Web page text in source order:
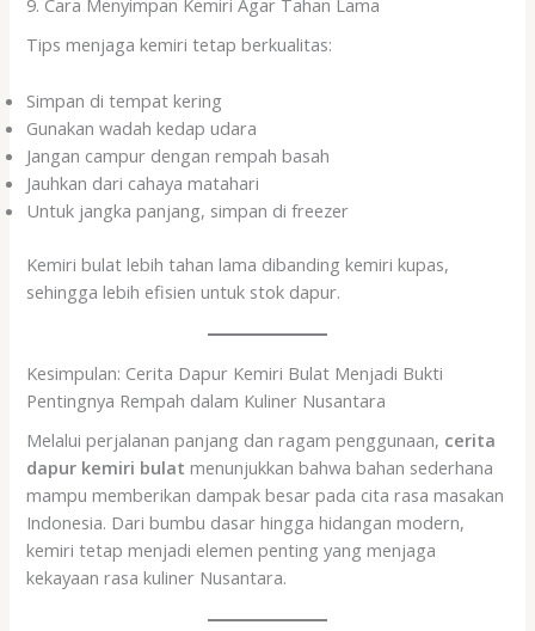
9. Cara Menyimpan Kemiri Agar Tahan Lama
Tips menjaga kemiri tetap berkualitas:
Simpan di tempat kering
Gunakan wadah kedap udara
Jangan campur dengan rempah basah
Jauhkan dari cahaya matahari
Untuk jangka panjang, simpan di freezer
Kemiri bulat lebih tahan lama dibanding kemiri kupas,
sehingga lebih efisien untuk stok dapur.
Kesimpulan: Cerita Dapur Kemiri Bulat Menjadi Bukti
Pentingnya Rempah dalam Kuliner Nusantara
Melalui perjalanan panjang dan ragam penggunaan, cerita
dapur kemiri bulat menunjukkan bahwa bahan sederhana
mampu memberikan dampak besar pada cita rasa masakan
Indonesia. Dari bumbu dasar hingga hidangan modern,
kemiri tetap menjadi elemen penting yang menjaga
kekayaan rasa kuliner Nusantara.